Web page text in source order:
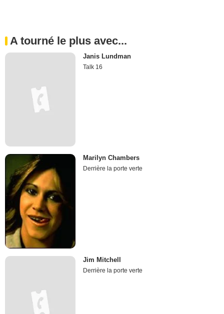
A tourné le plus avec...
Janis Lundman
Talk 16
Marilyn Chambers
Derrière la porte verte
Jim Mitchell
Derrière la porte verte